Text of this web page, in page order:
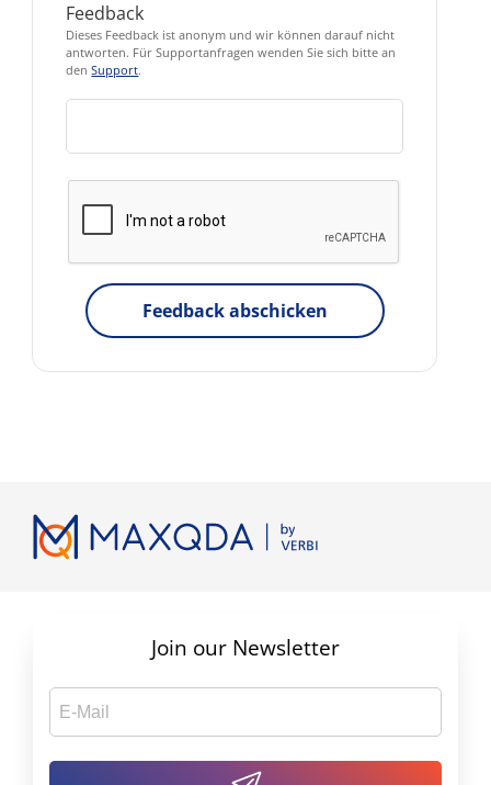
Feedback
Dieses Feedback ist anonym und wir können darauf nicht
antworten. Für Supportanfragen wenden Sie sich bitte an
denSupport.
Feedback abschicken
Join our Newsletter